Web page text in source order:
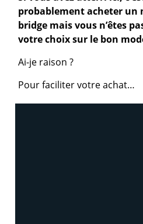
probablement acheter un
bridge mais vous n’êtes
votre choix sur le bon
Ai-je raison ?
Pour faciliter votre achat…